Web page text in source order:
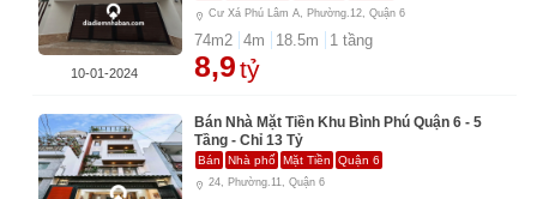
Cư Xá Phú Lâm A, Phường.12, Quận 6
74m2 4m 18.5m 1 tầng
8,9tỷ
10-01-2024
Bán Nhà Mặt Tiền Khu Bình Phú Quận 6 - 5
Tầng - Chỉ 13 Tỷ
Bán Nhà phố Mặt Tiền Quận 6
24, Phường.11, Quận 6